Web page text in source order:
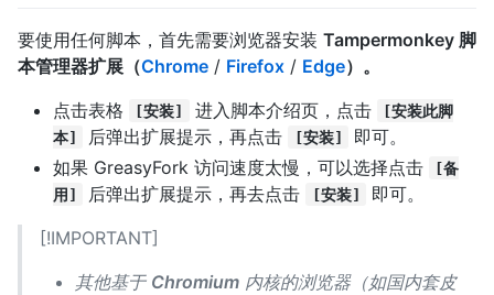
要使用任何脚本，首先需要浏览器安装 Tampermonkey 脚
本管理器扩展（Chrome / Firefox / Edge）。
点击表格
[安装] 进入脚本介绍页，点击
[安装此脚
本]
后弹出扩展提示，再点击 [安装]
即可。
如果 GreasyFork 访问速度太慢，可以选择点击
[备
用]
后弹出扩展提示，再去点击 [安装]
即可。
[!IMPORTANT]
其他基于 Chromium 内核的浏览器（如国内套皮